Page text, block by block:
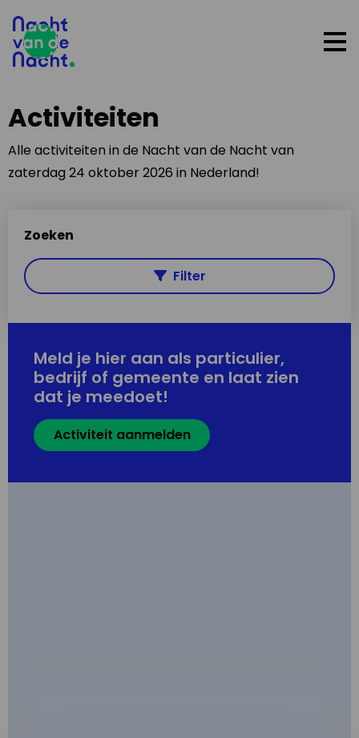
Activiteiten
Alle activiteiten in de Nacht van de Nacht van
zaterdag 24 oktober 2026 in Nederland!
Zoeken
Filter
Meld je hier aan als particulier,
bedrijf of gemeente en laat zien
dat je meedoet!
Activiteit aanmelden